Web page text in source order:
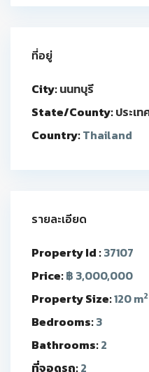
ที่อยู่
City:นนทบุรี
State/County:ประเท
Country:Thailand
รายละเอียด
Property Id :37107
Price:฿ 3,000,000
Property Size:120 m2
Bedrooms:3
Bathrooms:2
ที่จอดรถ:2